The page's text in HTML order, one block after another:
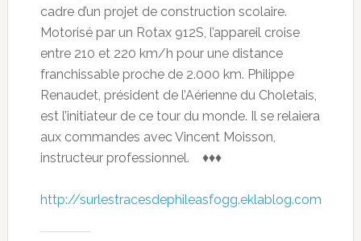
cadre d’un projet de construction scolaire.
Motorisé par un Rotax 912S, l’appareil croise
entre 210 et 220 km/h pour une distance
franchissable proche de 2.000 km. Philippe
Renaudet, président de l’Aérienne du Choletais,
est l’initiateur de ce tour du monde. Il se relaiera
aux commandes avec Vincent Moisson,
instructeur professionnel. ♦♦♦
http://surlestracesdephileasfogg.eklablog.com